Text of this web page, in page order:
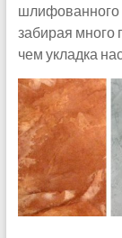
шлифованного
забирая много
чем укладка